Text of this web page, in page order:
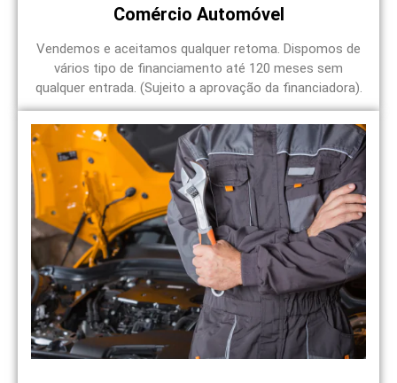
Comércio Automóvel
Vendemos e aceitamos qualquer retoma. Dispomos de
vários tipo de financiamento até 120 meses sem
qualquer entrada. (Sujeito a aprovação da financiadora).